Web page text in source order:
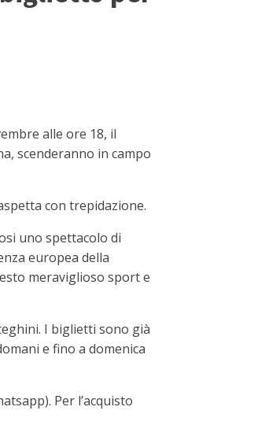
alle ore 18, il
scenderanno in campo
con trepidazione.
uno spettacolo di
europea della
meraviglioso sport e
I biglietti sono già
e fino a domenica
Per l’acquisto